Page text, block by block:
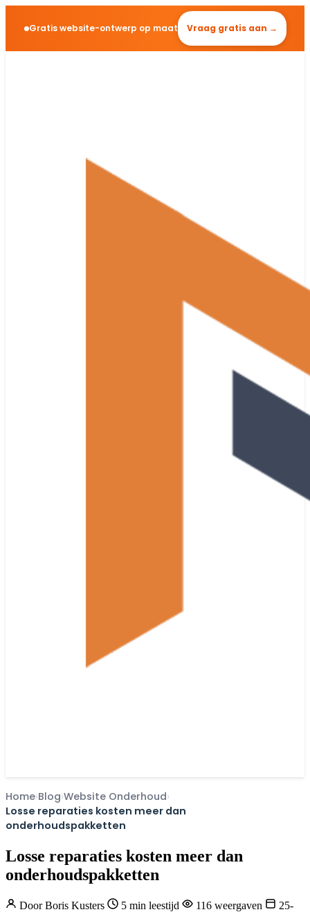
Gratis website-ontwerp op maat Vraag gratis aan →
Home Blog Website Onderhoud
Losse reparaties kosten meer dan
onderhoudspakketten
Losse reparaties kosten meer dan
onderhoudspakketten
DoorBoris Kusters 5 min leestijd 116 weergaven
25-